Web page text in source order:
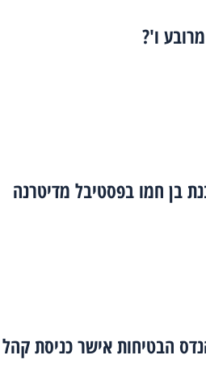
בן חמו בפסטיבל מדיטרנה
הבטיחות אישר כניסת קהל